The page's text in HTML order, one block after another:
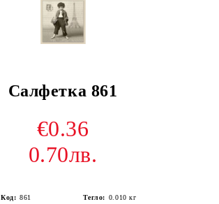
Салфетка 861
€0.36
0.70лв.
Код: 861 Тегло: 0.010 кг